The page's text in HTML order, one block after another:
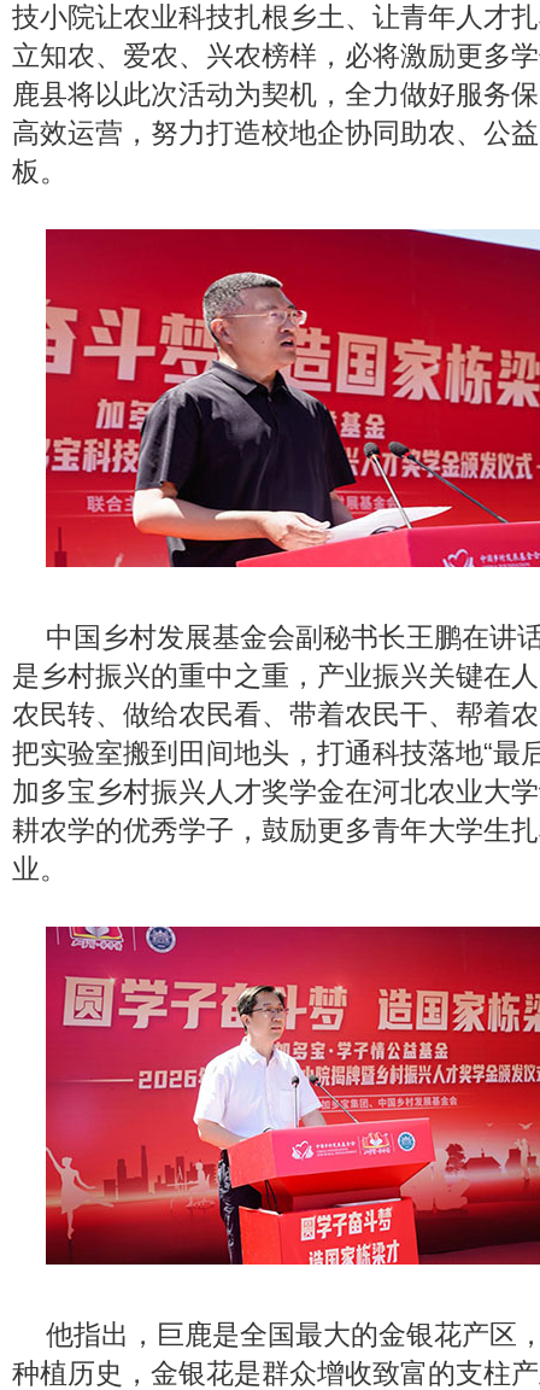
技小院让农业科技扎根乡土、让青年人才
立知农、爱农、兴农榜样，必将激励更多
鹿县将以此次活动为契机，全力做好服务
高效运营，努力打造校地企协同助农、公
板。
中国乡村发展基金会副秘书长王鹏在讲
是乡村振兴的重中之重，产业振兴关键在
农民转、做给农民看、带着农民干、帮着
把实验室搬到田间地头，打通科技落地“最
加多宝乡村振兴人才奖学金在河北农业大
耕农学的优秀学子，鼓励更多青年大学生
业。
他指出，巨鹿是全国最大的金银花产区
种植历史，金银花是群众增收致富的支柱